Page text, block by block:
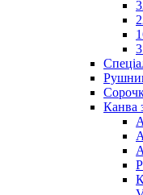
Канва